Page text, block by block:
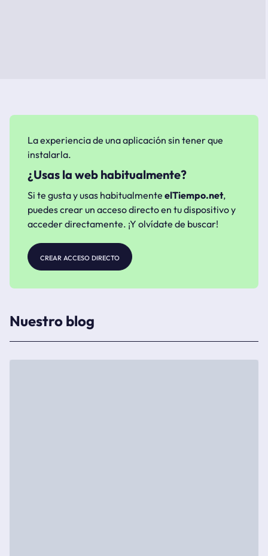
La experiencia de una aplicación sin tener que
instalarla.
¿Usas la web habitualmente?
Si te gusta y usas habitualmente elTiempo.net,
puedes crear un acceso directo en tu dispositivo y
acceder directamente. ¡Y olvídate de buscar!
crear acceso directo
Nuestro blog